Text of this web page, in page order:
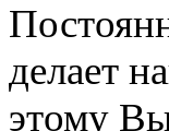
делает
этому